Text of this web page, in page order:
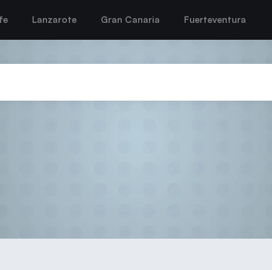
Lanzarote Gran Canaria Fuerteventura
línea del Balonmano